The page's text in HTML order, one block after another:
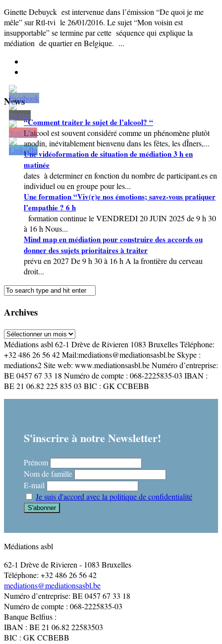
Ginette Debuyck est intervenue dans l’émission “De quoi je me
mêle” sur Rtl-tvi le 26/01/2016. Le sujet “Mon voisin est
insupportable” se termine par cette séquence qui explique la
médiation de quartier en Belgique. ...
News
“Comment traiter le sujet de l’alcool? “
L’alcool est souvent considéré comme un phénomène plutôt
anodin, inévitablement bienvenu dans les fêtes, les dÎners,...
Une vidéoformation de situation de médiation 3 h en
matinée
dates à determiner en fonction du nombre de participant.es en
individuel ou en groupe pour les...
Une formation “Viv(r)e nos émotions; savez-vous pratiquer
l’empathie ? 6 h
formation continue le VENDREDI 20 JUIN 2025 de 9 h 30
à 16 h Nous...
Mind map en médiation pour construire des accords ou
donner des sujets prioritaires à traiter
prévu en 2027 De 9 h 30 à 16 h A la frontière du cerveau
droit...
Archives
Archives
Médiations asbl 62-1 Drève de Rivieren 1083 Bruxelles Téléphone:
+32 486 26 56 42 Mail:mediations@mediationsasbl.be Skype :
mediations2 Site web: www.mediationsasbl.be Numéro d’entreprise:
BE 0457 67 33 18 Numéro de compte : 068-2225835-03 IBAN :
BE 21 06.82 225 835 03 BIC : GK CCBEBB
S'inscrire à notre Newsletter!
Prénom
Nom de famille
E-mail
Je suis d'accord avec la politique de confidentialité
Médiations asbl
62-1 Drève de Rivieren - 1083 Bruxelles
Téléphone: +32 486 26 56 42
mediations@mediationsasbl.be
Numéro d’entreprise: BE 0457 67 33 18
Numéro de compte : 068-2225835-03
Banque Belfius :
IBAN : BE 21 06.82 22583503
BIC : GK CCBEBB